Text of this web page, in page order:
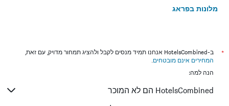
מלונות בפראג
מלונות בניו יורק
מלונות בבנגקוק
מלונות בבוקרשט
*
ב-HotelsCombined אנחנו תמיד מנסים לקבל ולהציג תמחור מדויק, עם זאת,
המחירים אינם מובטחים.
הנה למה:
HotelsCombined הם לא המוכר